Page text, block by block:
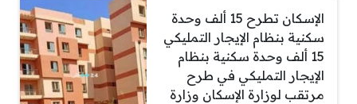
الإسكان تطرح 15 ألف وحدة
سكنية بنظام الإيجار التمليكي
15 ألف وحدة سكنية بنظام
الإيجار التمليكي في طرح
مرتقب لوزارة الإسكان وزارة